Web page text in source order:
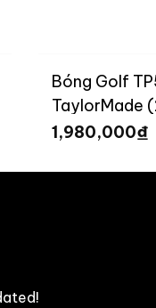
Bóng Golf
TaylorMade
1,980,000₫